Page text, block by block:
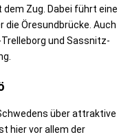
Zug. Dabei führt eine
die Öresundbrücke. Auch
und Sassnitz-
über attraktive
hier vor allem der